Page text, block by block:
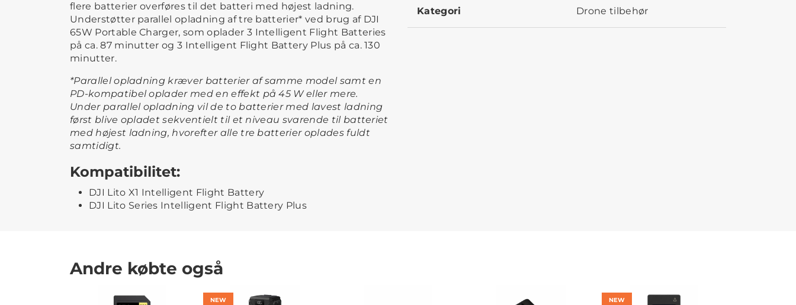
flere batterier overføres til det batteri med højest ladning.
Understøtter parallel opladning af tre batterier* ved brug af DJI
65W Portable Charger, som oplader 3 Intelligent Flight Batteries
på ca. 87 minutter og 3 Intelligent Flight Battery Plus på ca. 130
minutter.
*Parallel opladning kræver batterier af samme model samt en
PD-kompatibel oplader med en effekt på 45 W eller mere.
Under parallel opladning vil de to batterier med lavest ladning
først blive opladet sekventielt til et niveau svarende til batteriet
med højest ladning, hvorefter alle tre batterier oplades fuldt
samtidigt.
Kompatibilitet:
DJI Lito X1 Intelligent Flight Battery
DJI Lito Series Intelligent Flight Battery Plus
Kategori Drone tilbehør
Andre købte også
NEW NEW